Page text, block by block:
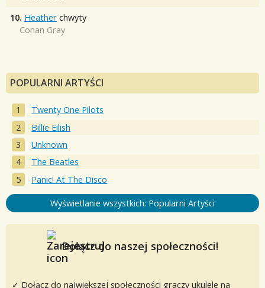
10. Heather chwyty
Conan Gray
POPULARNI ARTYŚCI
Twenty One Pilots
Billie Eilish
Unknown
The Beatles
Panic! At The Disco
Wyświetlanie wszystkich: Popularni Artyści
Dołącz do naszej społeczności!
✓ Dołącz do największej społeczności graczy ukulele na